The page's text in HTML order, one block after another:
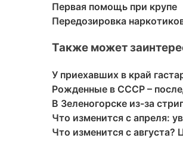
Первая помощь при крупе
Передозировка
Также может
У приехавших в край
Рожденные в СССР –
В Зеленогорске из-за
Что изменится с апреля:
Что изменится с